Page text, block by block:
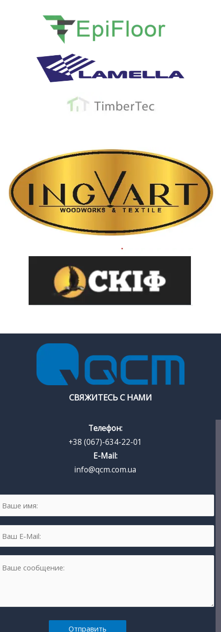
СВЯЖИТЕСЬ С НАМИ
Телефон:
+38 (067)-634-22-01
E-Mail:
info@qcm.com.ua